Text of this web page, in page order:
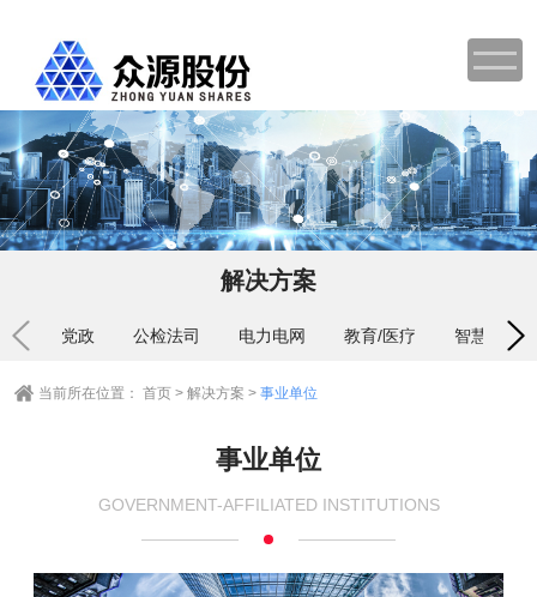
解决方案
党政 公检法司 电力电网 教育/医疗 智慧应急
当前所在位置： 首页 > 解决方案 > 事业单位
事业单位
GOVERNMENT-AFFILIATED INSTITUTIONS